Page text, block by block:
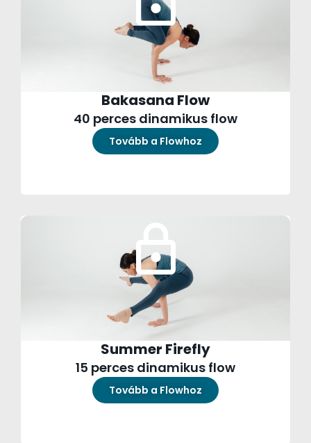
Bakasana Flow
40 perces dinamikus flow
Tovább a Flowhoz
Summer Firefly
15 perces dinamikus flow
Tovább a Flowhoz